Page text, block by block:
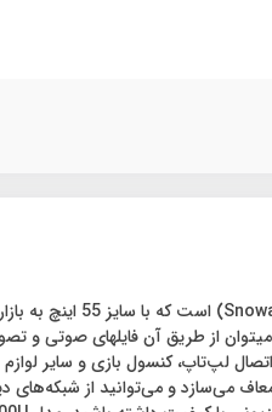
می‌سازد و می‌توانید از